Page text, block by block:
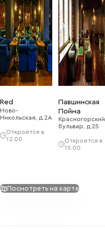
Red
Ново-
Никольская, д.2А
Откроется в
12:00
Павшинская
Пойма
Красногорский
бульвар, д.25
Откроется в
15:00
Посмотреть на карте